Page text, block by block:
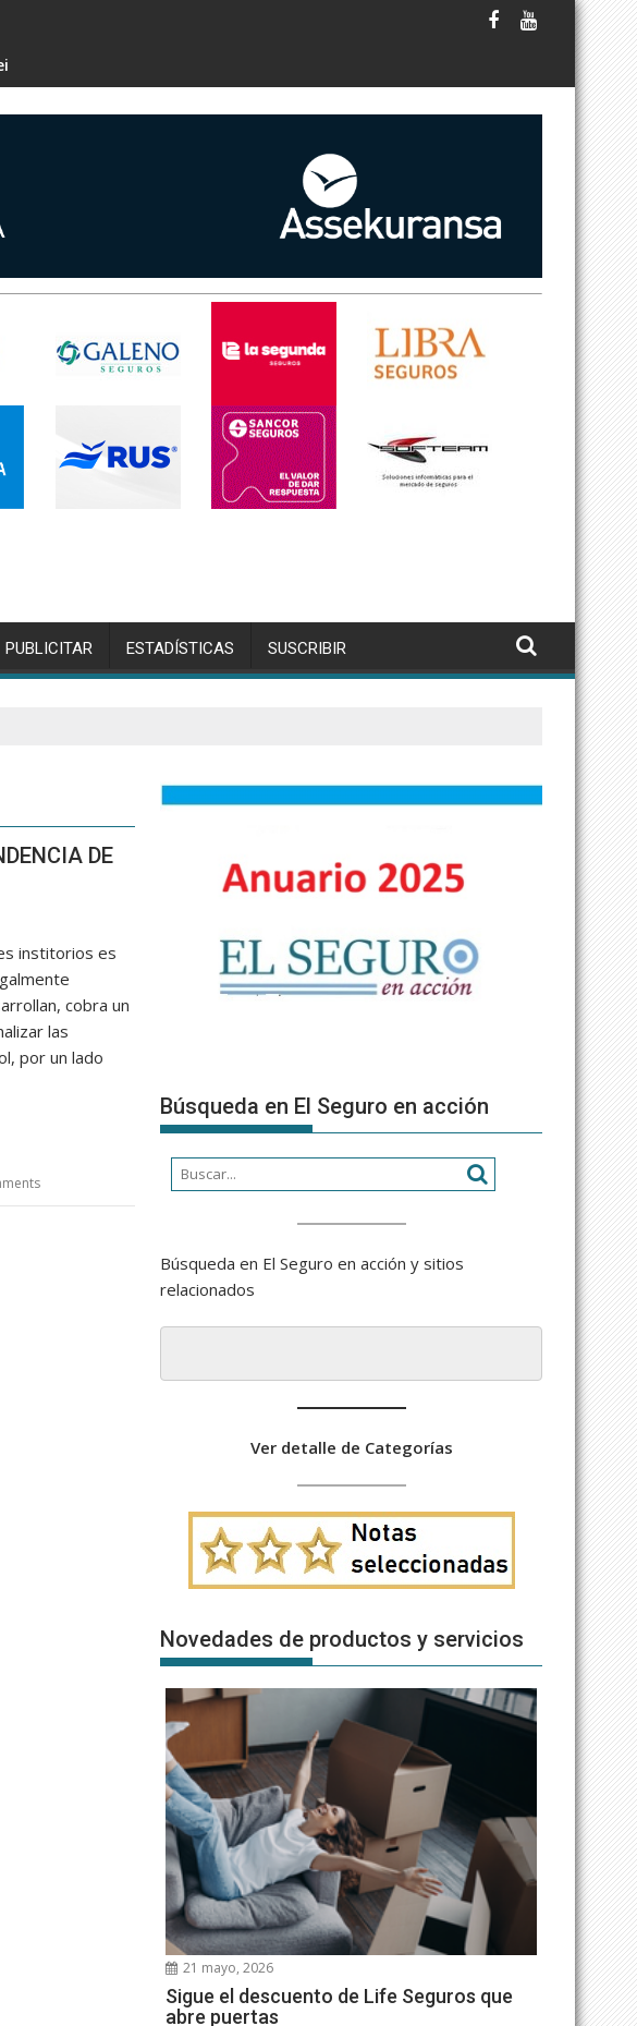
PUBLICITAR ESTADÍSTICAS SUSCRIBIR
DE
institorios es
cobra un
las
por un lado
Búsqueda en El Seguro en acción
Búsqueda en El Seguro en acción y sitios
relacionados
Ver detalle de Categorías
Novedades de productos y servicios
21 mayo, 2026
Sigue el descuento de Life Seguros que
abre puertas